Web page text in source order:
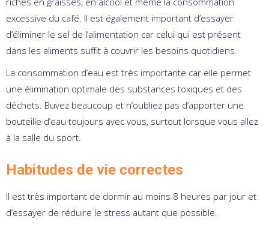
excessive du café. Il est également important d’essayer
d’éliminer le sel de l’alimentation car celui qui est présent
dans les aliments suffit à couvrir les besoins quotidiens.
La consommation d’eau est très importante car elle permet
une élimination optimale des substances toxiques et des
déchets. Buvez beaucoup et n’oubliez pas d’apporter une
bouteille d’eau toujours avec vous, surtout lorsque vous allez
à la salle du sport.
Habitudes de vie correctes
Il est très important de dormir au moins 8 heures par jour et
d’essayer de réduire le stress autant que possible.